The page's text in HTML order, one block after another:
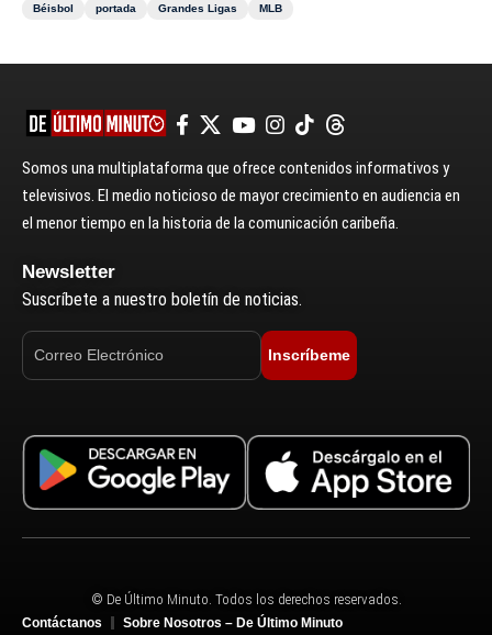
Béisbol
portada Grandes Ligas MLB
Somos una multiplataforma que ofrece contenidos informativos y
televisivos. El medio noticioso de mayor crecimiento en audiencia en
el menor tiempo en la historia de la comunicación caribeña.
Newsletter
Suscríbete a nuestro boletín de noticias.
Inscríbeme
© De Último Minuto. Todos los derechos reservados.
Contáctanos
Sobre Nosotros – De Último Minuto